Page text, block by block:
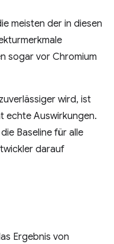
meisten der in diesen
sogar vor Chromium
wird, ist
echte Auswirkungen.
Baseline für alle
darauf
Ergebnis von